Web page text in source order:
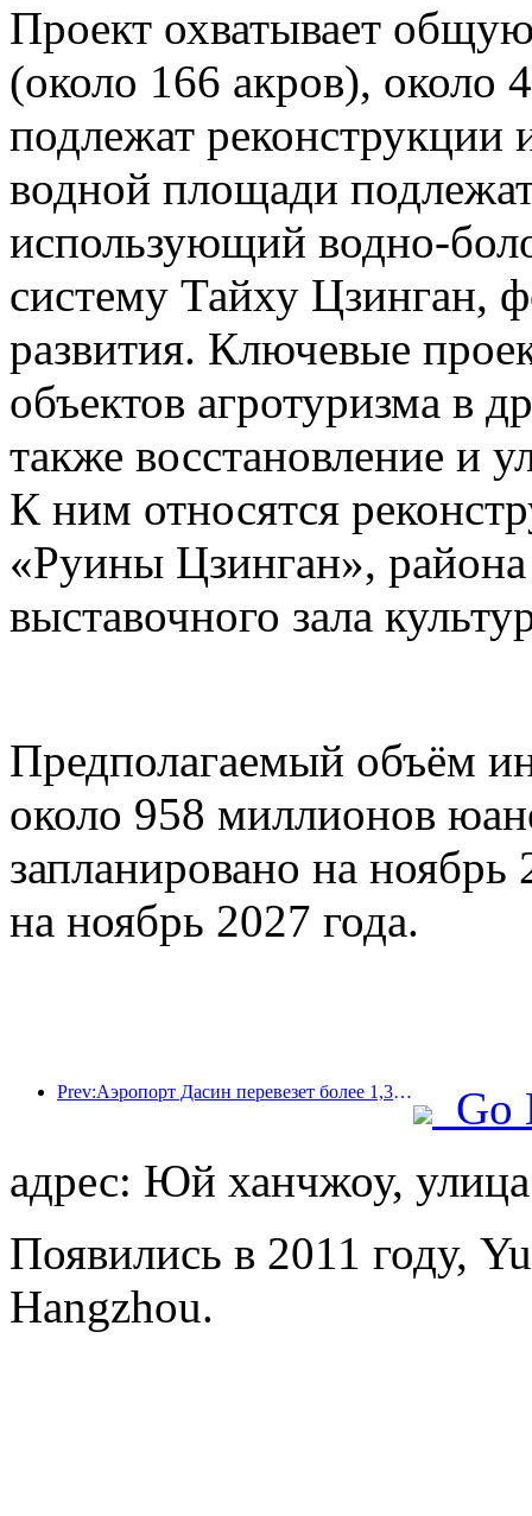
Проект охватывает
(около 166 акров), около
подлежат реконструкции
водной площади
использующий водно-
систему Тайху Цзинган,
развития. Ключевые
объектов агротуризма в
также восстановление и
К ним относятся
«Руины Цзинган»,
выставочного зала
Предполагаемый объём
около 958 миллионов
запланировано на
на ноябрь 2027 года.
Prev:Аэропорт Дасин перевезет более 1,3 миллиона пассажиров в период празднования Дня независимости в 2025 году.
Go
адрес: Юй ханчжоу,
Появились в 2011 году,
Hangzhou.